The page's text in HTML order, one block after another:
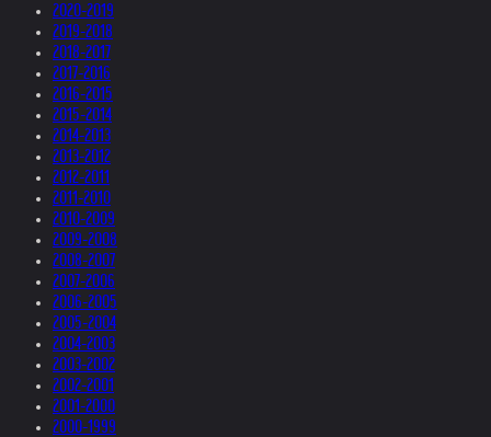
2020-2019
2019-2018
2018-2017
2017-2016
2016-2015
2015-2014
2014-2013
2013-2012
2012-2011
2011-2010
2010-2009
2009-2008
2008-2007
2007-2006
2006-2005
2005-2004
2004-2003
2003-2002
2002-2001
2001-2000
2000-1999